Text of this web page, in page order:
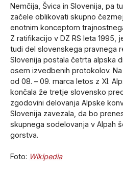
Nemčija, Švica in Slovenija, pa
začele oblikovati skupno
enotnim konceptom
Z ratifikacijo v DZ RS leta 1995,
tudi del slovenskega pravnega
Slovenija postala četrta alpska
osem izvedbenih protokolov.
od 08. – 09. marca letos z XI.
končala že tretje slovensko
zgodovini delovanja Alpske
Slovenija zavezala, da bo
skupnega sodelovanja v Alpah
gorstva.
Foto: Wikipedia